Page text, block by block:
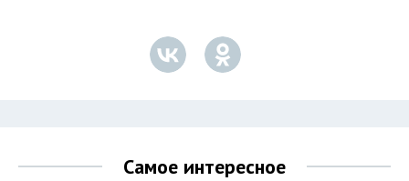
Самое интересное